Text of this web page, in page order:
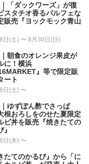
「ダックワーズ」が復
スタチオ香るパルフェな
販売『ヨックモック青山
日(土) 〜 8月30日(日)
朝食のオレンジ果皮が
に！横浜
』等で限定販
ート
日(土) 〜
ゆずぽん酢でさっぱ
根おろしをのせた夏限定
ビ丼を販売『焼きたての
日(木) 〜
たてのかるび』から「に